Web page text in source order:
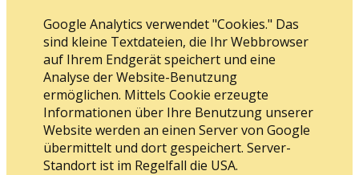
Google Analytics verwendet "Cookies." Das
sind kleine Textdateien, die Ihr Webbrowser
auf Ihrem Endgerät speichert und eine
Analyse der Website-Benutzung
ermöglichen. Mittels Cookie erzeugte
Informationen über Ihre Benutzung unserer
Website werden an einen Server von Google
übermittelt und dort gespeichert. Server-
Standort ist im Regelfall die USA.